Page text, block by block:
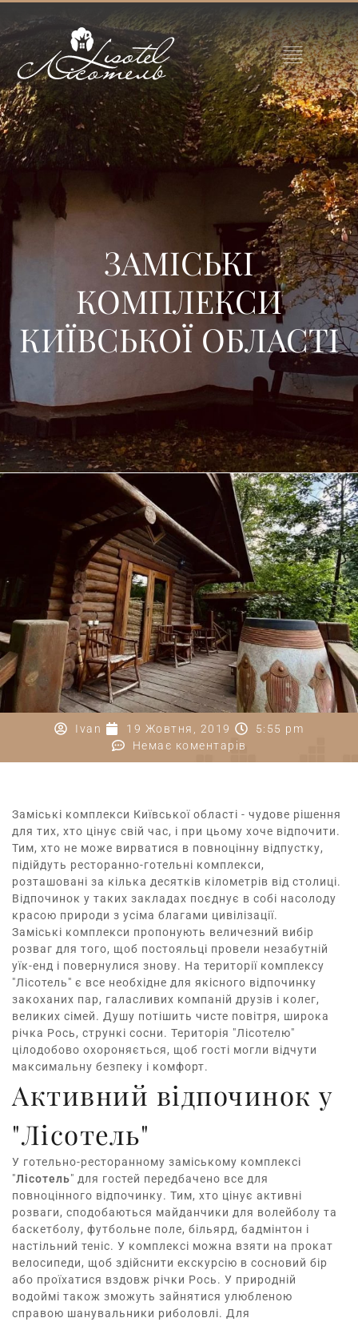
ЗАМІСЬКІ
КОМПЛЕКСИ
КИЇВСЬКОЇ ОБЛАСТІ
Ivan 19 Жовтня, 2019
5:55 pm
Немає коментарів
Заміські комплекси Київської області - чудове рішення
для тих, хто цінує свій час, і при цьому хоче відпочити.
Тим, хто не може вирватися в повноцінну відпустку,
підійдуть ресторанно-готельні комплекси,
розташовані за кілька десятків кілометрів від столиці.
Відпочинок у таких закладах поєднує в собі насолоду
красою природи з усіма благами цивілізації.
Заміські комплекси пропонують величезний вибір
розваг для того, щоб постояльці провели незабутній
уїк-енд і повернулися знову. На території комплексу
"Лісотель" є все необхідне для якісного відпочинку
закоханих пар, галасливих компаній друзів і колег,
великих сімей. Душу потішить чисте повітря, широка
річка Рось, стрункі сосни. Територія "Лісотелю"
цілодобово охороняється, щоб гості могли відчути
максимальну безпеку і комфорт.
Активний відпочинок у
"Лісотель"
У готельно-ресторанному заміському комплексі
"Лісотель" для гостей передбачено все для
повноцінного відпочинку. Тим, хто цінує активні
розваги, сподобаються майданчики для волейболу та
баскетболу, футбольне поле, більярд, бадмінтон і
настільний теніс. У комплексі можна взяти на прокат
велосипеди, щоб здійснити екскурсію в сосновий бір
або проїхатися вздовж річки Рось. У природній
водоймі також зможуть зайнятися улюбленою
справою шанувальники риболовлі. Для